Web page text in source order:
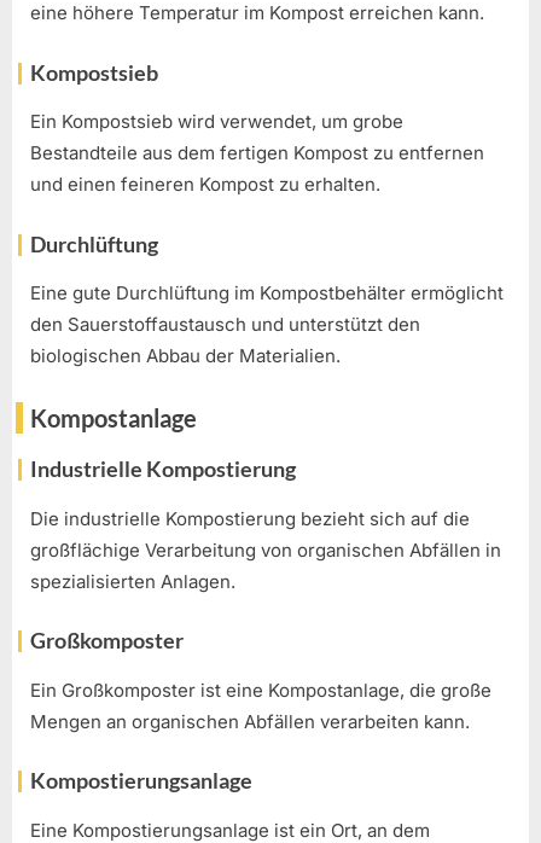
eine höhere Temperatur im Kompost erreichen kann.
Kompostsieb
Ein Kompostsieb wird verwendet, um grobe
Bestandteile aus dem fertigen Kompost zu entfernen
und einen feineren Kompost zu erhalten.
Durchlüftung
Eine gute Durchlüftung im Kompostbehälter ermöglicht
den Sauerstoffaustausch und unterstützt den
biologischen Abbau der Materialien.
Kompostanlage
Industrielle Kompostierung
Die industrielle Kompostierung bezieht sich auf die
großflächige Verarbeitung von organischen Abfällen in
spezialisierten Anlagen.
Großkomposter
Ein Großkomposter ist eine Kompostanlage, die große
Mengen an organischen Abfällen verarbeiten kann.
Kompostierungsanlage
Eine Kompostierungsanlage ist ein Ort, an dem